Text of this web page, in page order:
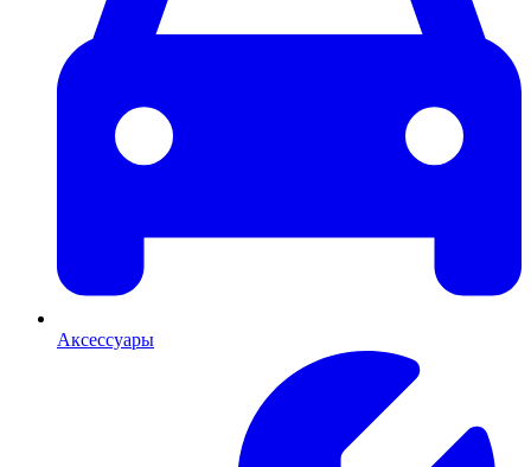
Аксессуары